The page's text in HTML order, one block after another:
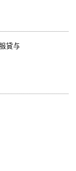
貸与